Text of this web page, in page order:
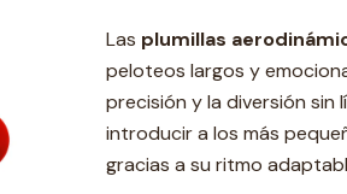
Las plumillas
peloteos largos y
precisión y la diversión sin
introducir a los más
gracias a su ritmo